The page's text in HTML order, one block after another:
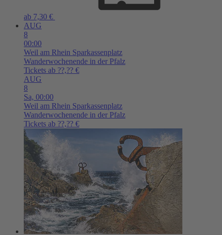
ab 7,30 €
AUG
8
00:00
Weil am Rhein Sparkassenplatz
Wanderwochenende in der Pfalz
Tickets ab ??,?? €
AUG
8
Sa, 00:00
Weil am Rhein Sparkassenplatz
Wanderwochenende in der Pfalz
Tickets ab ??,?? €